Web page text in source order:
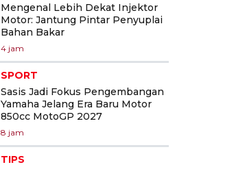
Mengenal Lebih Dekat Injektor
Motor: Jantung Pintar Penyuplai
Bahan Bakar
4 jam
SPORT
Sasis Jadi Fokus Pengembangan
Yamaha Jelang Era Baru Motor
850cc MotoGP 2027
8 jam
TIPS